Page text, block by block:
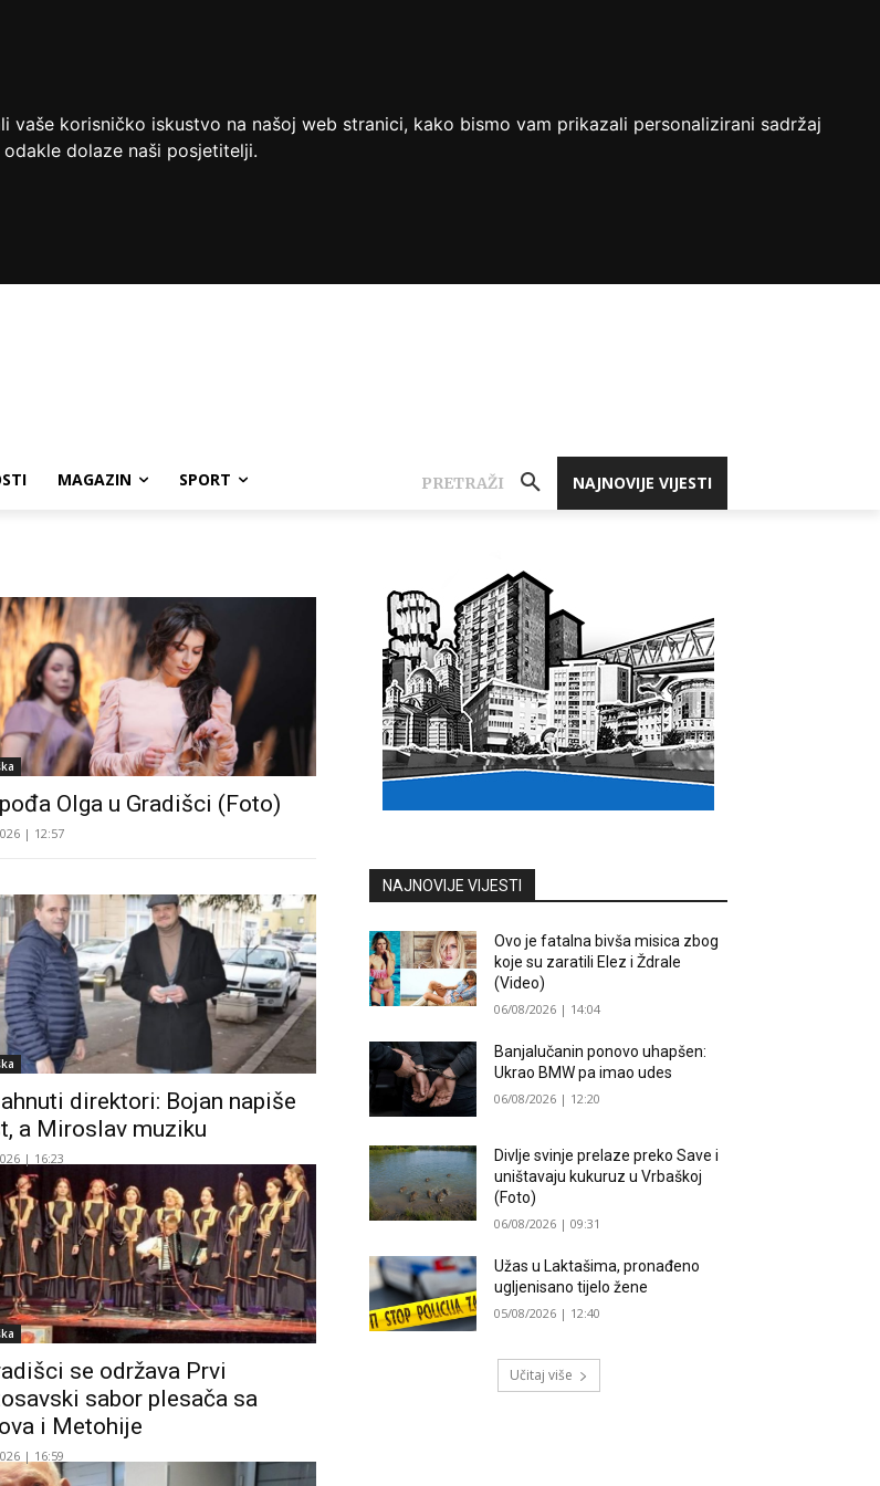
korisničko iskustvo na našoj web stranici, kako bismo vam prikazali personalizirani sadržaj
dolaze naši posjetitelji.
MAGAZIN SPORT NAJNOVIJE VIJESTI
PRETRAŽI
Olga u Gradišci (Foto)
| 12:57
direktori: Bojan napiše
a Miroslav muziku
| 16:23
se održava Prvi
sabor plesača sa
i Metohije
| 16:59
NAJNOVIJE VIJESTI
Ovo je fatalna bivša misica zbog
koje su zaratili Elez i Ždrale
(Video)
06/08/2026 | 14:04
Banjalučanin ponovo uhapšen:
Ukrao BMW pa imao udes
06/08/2026 | 12:20
Divlje svinje prelaze preko Save i
uništavaju kukuruz u Vrbaškoj
(Foto)
06/08/2026 | 09:31
Užas u Laktašima, pronađeno
ugljenisano tijelo žene
05/08/2026 | 12:40
Učitaj više